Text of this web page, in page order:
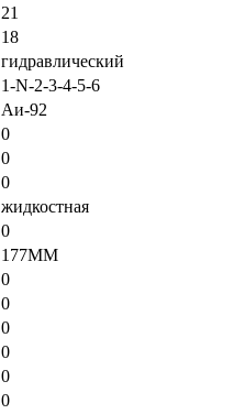
21
18
гидравлический
1-N-2-3-4-5-6
Аи-92
0
0
0
жидкостная
0
177MM
0
0
0
0
0
0